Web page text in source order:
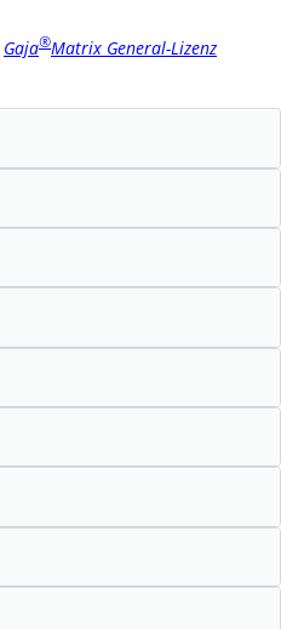
Gaja®Matrix General-Lizenz